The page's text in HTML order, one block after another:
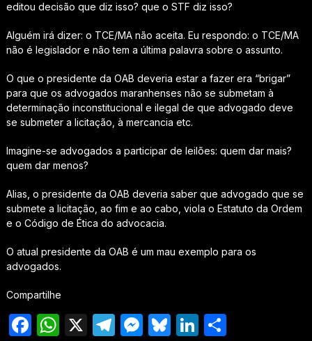
editou decisão que diz isso? que o STF diz isso?
Alguém irá dizer: o TCE/MA não aceita. Eu respondo: o TCE/MA
não é legislador e não tem a última palavra sobre o assunto.
O que o presidente da OAB deveria estar a fazer era “brigar”
para que os advogados maranhenses não se submetam à
determinação inconstitucional e ilegal de que advogado deve
se submeter a licitação, à mercancia etc.
Imagine-se advogados a participar de leilões: quem dar mais?
quem dar menos?
Alias, o presidente da OAB deveria saber que advogado que se
submete a licitação, ao fim e ao cabo, viola o Estatuto da Ordem
e o Código de Ética do advocacia.
O atual presidente da OAB é um mau exemplo para os
advogados.
Compartilhe
Facebook
WhatsApp
X Telegram
Messenger
Bluesky
LinkedIn
Share